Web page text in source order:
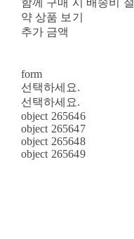
약 상품 보기
추가 금액
form
선택하세요.
선택하세요.
object 265646
object 265647
object 265648
object 265649